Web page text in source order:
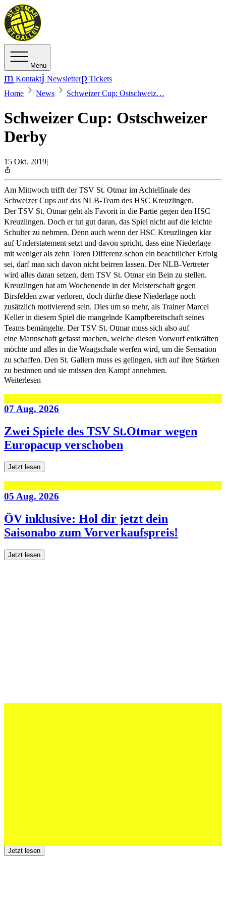
Menu
Kontakt Newsletter
Tickets
Home
News Schweizer Cup: Ostschweiz…
Schweizer Cup: Ostschweizer
Derby
15 Okt. 2019|
Am Mittwoch trifft der TSV St. Otmar im Achtelfinale des
Schweizer Cups auf das NLB-Team des HSC Kreuzlingen.
Der TSV St. Otmar geht als Favorit in die Partie gegen den HSC
Kreuzlingen. Doch er tut gut daran, das Spiel nicht auf die leichte
Schulter zu nehmen. Denn auch wenn der HSC Kreuzlingen klar
auf Understatement setzt und davon spricht, dass eine Niederlage
mit weniger als zehn Toren Differenz schon ein beachtlicher Erfolg
sei, darf man sich davon nicht beirren lassen. Der NLB-Vertreter
wird alles daran setzen, dem TSV St. Otmar ein Bein zu stellen.
Kreuzlingen hat am Wochenende in der Meisterschaft gegen
Birsfelden zwar verloren, doch dürfte diese Niederlage noch
zusätzlich motivierend sein. Dies um so mehr, als Trainer Marcel
Keller in diesem Spiel die mangelnde Kampfbereitschaft seines
Teams bemängelte. Der TSV St. Otmar muss sich also auf
eine Mannschaft gefasst machen, welche diesen Vorwurf entkräften
möchte und alles in die Waagschale werfen wird, um die Sensation
zu schaffen. Den St. Gallern muss es gelingen, sich auf ihre Stärken
zu besinnen und sie müssen den Kampf annehmen.
Weiterlesen
07 Aug. 2026
Zwei Spiele des TSV St.Otmar wegen
Europacup verschoben
Jetzt lesen
05 Aug. 2026
ÖV inklusive: Hol dir jetzt dein
Saisonabo zum Vorverkaufspreis!
Jetzt lesen
Jetzt lesen